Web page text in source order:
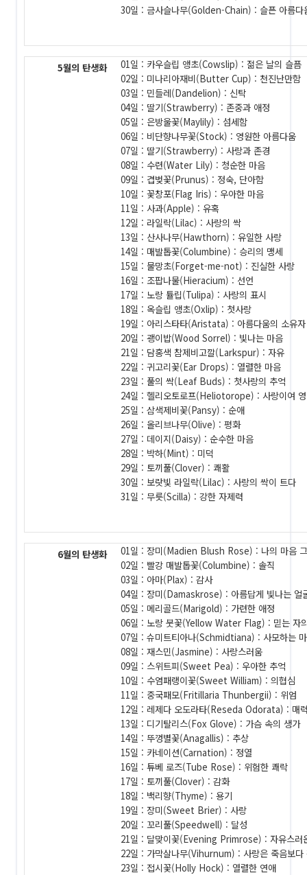
30일 : 금사슬나무(Golden-Chain) : 슬픈 아름다
5월의 탄생화
01일 : 카우슬립 앵초(Cowslip) : 젊은 날의 슬픔
02일 : 미나리아재비(Butter Cup) : 천진난만함
03일 : 민들레(Dandelion) : 신탁
04일 : 딸기(Strawberry) : 존중과 애정
05일 : 은방울꽃(Maylily) : 섬세함
06일 : 비단향나무꽃(Stock) : 영원한 아름다움
07일 : 딸기(Strawberry) : 사랑과 존경
08일 : 수련(Water Lily) : 청순한 마음
09일 : 겹벚꽃(Prunus) : 정숙, 단아함
10일 : 꽃창포(Flag Iris) : 우아한 마음
11일 : 사과(Apple) : 유혹
12일 : 라일락(Lilac) : 사랑의 싹
13일 : 산사나무(Hawthorn) : 유일한 사랑
14일 : 매발톱꽃(Columbine) : 승리의 맹세
15일 : 물망초(Forget-me-not) : 진실한 사랑
16일 : 조팝나물(Hieracium) : 선언
17일 : 노랑 튤립(Tulipa) : 사랑의 표시
18일 : 옥슬립 앵초(Oxlip) : 첫사랑
19일 : 아리스타타(Aristata) : 아름다움의 소유자
20일 : 괭이밥(Wood Sorrel) : 빛나는 마음
21일 : 담홍색 참제비고깔(Larkspur) : 자유
22일 : 귀고리꽃(Ear Drops) : 열렬한 마음
23일 : 풀의 싹(Leaf Buds) : 첫사랑의 추억
24일 : 헬리오토로프(Heliotorope) : 사랑이여
25일 : 삼색제비꽃(Pansy) : 순애
26일 : 올리브나무(Olive) : 평화
27일 : 데이지(Daisy) : 순수한 마음
28일 : 박하(Mint) : 미덕
29일 : 토끼풀(Clover) : 쾌활
30일 : 보랏빛 라일락(Lilac) : 사랑의 싹이 트다
31일 : 무릇(Scilla) : 강한 자제력
6월의 탄생화
01일 : 장미(Madien Blush Rose) : 나의 마음
02일 : 빨강 매발톱꽃(Columbine) : 솔직
03일 : 아마(Plax) : 감사
04일 : 장미(Damaskrose) : 아름답게 빛나는 얼
05일 : 메리골드(Marigold) : 가련한 애정
06일 : 노랑 붓꽃(Yellow Water Flag) : 믿는 자
07일 : 슈미트티아나(Schmidtiana) : 사모하는
08일 : 재스민(Jasmine) : 사랑스러움
09일 : 스위트피(Sweet Pea) : 우아한 추억
10일 : 수염패랭이꽃(Sweet William) : 의협심
11일 : 중국패모(Fritillaria Thunbergii) : 위엄
12일 : 레제다 오도라타(Reseda Odorata) : 매
13일 : 디기탈리스(Fox Glove) : 가슴 속의 생가
14일 : 뚜껑별꽃(Anagallis) : 추상
15일 : 카네이션(Carnation) : 정열
16일 : 튜베 로즈(Tube Rose) : 위험한 쾌락
17일 : 토끼풀(Clover) : 감화
18일 : 백리향(Thyme) : 용기
19일 : 장미(Sweet Brier) : 사랑
20일 : 꼬리풀(Speedwell) : 달성
21일 : 달맞이꽃(Evening Primrose) : 자유스러
22일 : 가막살나무(Vihurnum) : 사랑은 죽음보다
23일 : 접시꽃(Holly Hock) : 열렬한 연애